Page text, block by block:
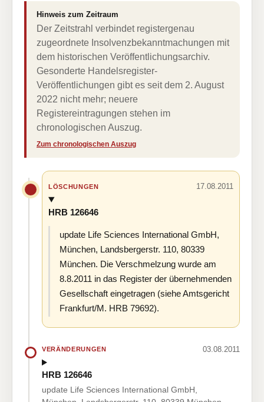
Hinweis zum Zeitraum
Der Zeitstrahl verbindet registergenau
zugeordnete Insolvenzbekanntmachungen mit
dem historischen Veröffentlichungsarchiv.
Gesonderte Handelsregister-
Veröffentlichungen gibt es seit dem 2. August
2022 nicht mehr; neuere
Registereintragungen stehen im
chronologischen Auszug.
Zum chronologischen Auszug
LÖSCHUNGEN 17.08.2011
HRB 126646
update Life Sciences International GmbH,
München, Landsbergerstr. 110, 80339
München. Die Verschmelzung wurde am
8.8.2011 in das Register der übernehmenden
Gesellschaft eingetragen (siehe Amtsgericht
Frankfurt/M. HRB 79692).
VERÄNDERUNGEN 03.08.2011
HRB 126646
update Life Sciences International GmbH,